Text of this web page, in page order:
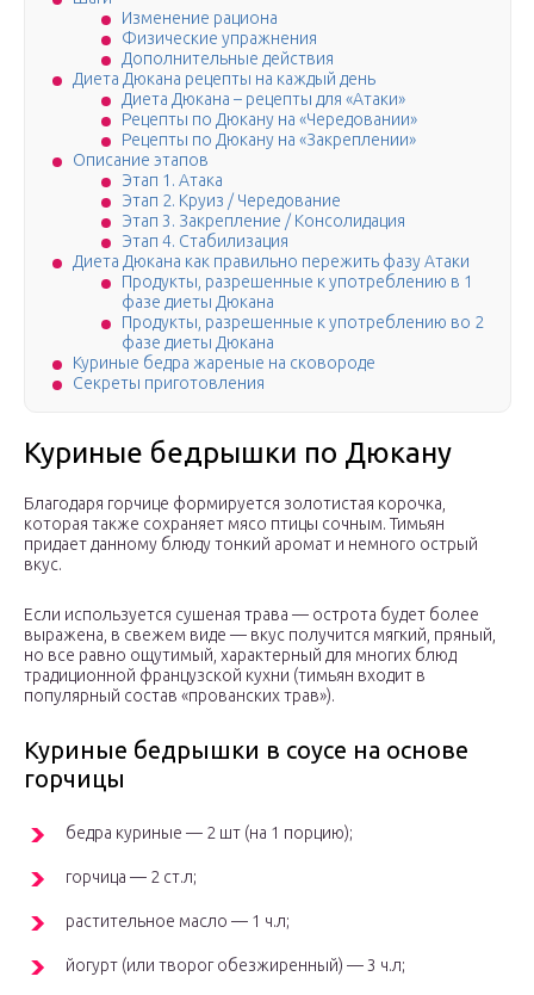
Изменение рациона
Физические упражнения
Дополнительные действия
Диета Дюкана рецепты на каждый день
Диета Дюкана – рецепты для «Атаки»
Рецепты по Дюкану на «Чередовании»
Рецепты по Дюкану на «Закреплении»
Описание этапов
Этап 1. Атака
Этап 2. Круиз / Чередование
Этап 3. Закрепление / Консолидация
Этап 4. Стабилизация
Диета Дюкана как правильно пережить фазу Атаки
Продукты, разрешенные к употреблению в 1
фазе диеты Дюкана
Продукты, разрешенные к употреблению во 2
фазе диеты Дюкана
Куриные бедра жареные на сковороде
Секреты приготовления
Куриные бедрышки по Дюкану
Благодаря горчице формируется золотистая корочка,
которая также сохраняет мясо птицы сочным. Тимьян
придает данному блюду тонкий аромат и немного острый
вкус.
Если используется сушеная трава — острота будет более
выражена, в свежем виде — вкус получится мягкий, пряный,
но все равно ощутимый, характерный для многих блюд
традиционной французской кухни (тимьян входит в
популярный состав «прованских трав»).
Куриные бедрышки в соусе на основе
горчицы
бедра куриные — 2 шт (на 1 порцию);
горчица — 2 ст.л;
растительное масло — 1 ч.л;
йогурт (или творог обезжиренный) — 3 ч.л;